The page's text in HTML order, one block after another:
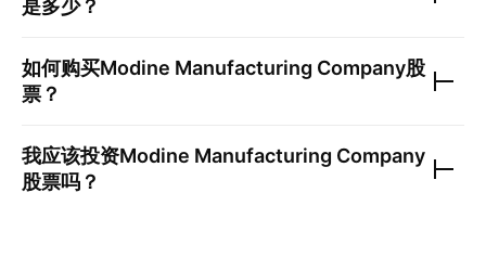
是多少？
如何购买Modine Manufacturing Company股
票？
我应该投资Modine Manufacturing Company
股票吗？